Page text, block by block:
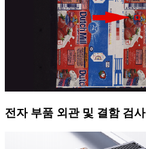
전자 부품 외관 및 결함 검사